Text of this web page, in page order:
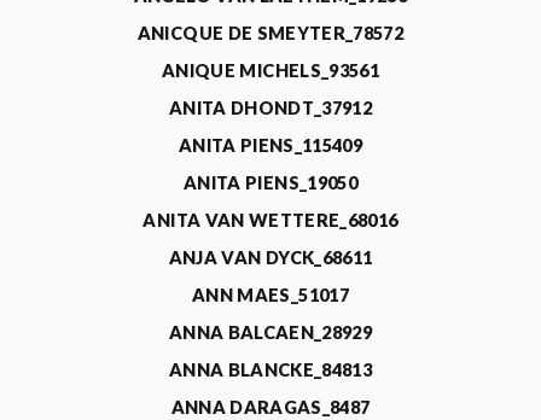
ANICQUE DE SMEYTER_78572
ANIQUE MICHELS_93561
ANITA DHONDT_37912
ANITA PIENS_115409
ANITA PIENS_19050
ANITA VAN WETTERE_68016
ANJA VAN DYCK_68611
ANN MAES_51017
ANNA BALCAEN_28929
ANNA BLANCKE_84813
ANNA DARAGAS_8487